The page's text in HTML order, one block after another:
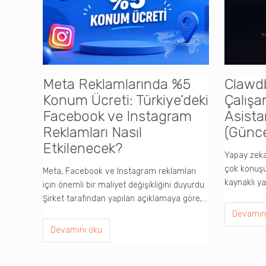
Meta Reklamlarında %5
Konum Ücreti: Türkiye’deki
Facebook ve Instagram
Reklamları Nasıl
Etkilenecek?
Meta, Facebook ve Instagram reklamları
için önemli bir maliyet değişikliğini duyurdu.
Şirket tarafından yapılan açıklamaya göre,…
Devamını oku
Yapay
çok
kaynaklı